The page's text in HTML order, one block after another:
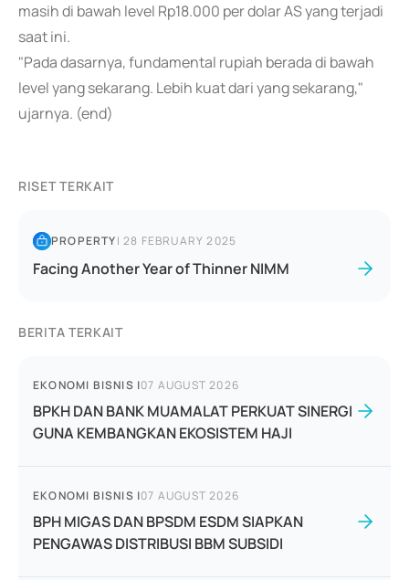
masih di bawah level Rp18.000 per dolar AS yang terjadi
saat ini.
"Pada dasarnya, fundamental rupiah berada di bawah
level yang sekarang. Lebih kuat dari yang sekarang,"
ujarnya. (end)
RISET TERKAIT
PROPERTY|28 FEBRUARY 2025
Facing Another Year of Thinner NIMM
BERITA TERKAIT
EKONOMI BISNIS |07 AUGUST 2026
BPKH DAN BANK MUAMALAT PERKUAT SINERGI
GUNA KEMBANGKAN EKOSISTEM HAJI
EKONOMI BISNIS |07 AUGUST 2026
BPH MIGAS DAN BPSDM ESDM SIAPKAN
PENGAWAS DISTRIBUSI BBM SUBSIDI